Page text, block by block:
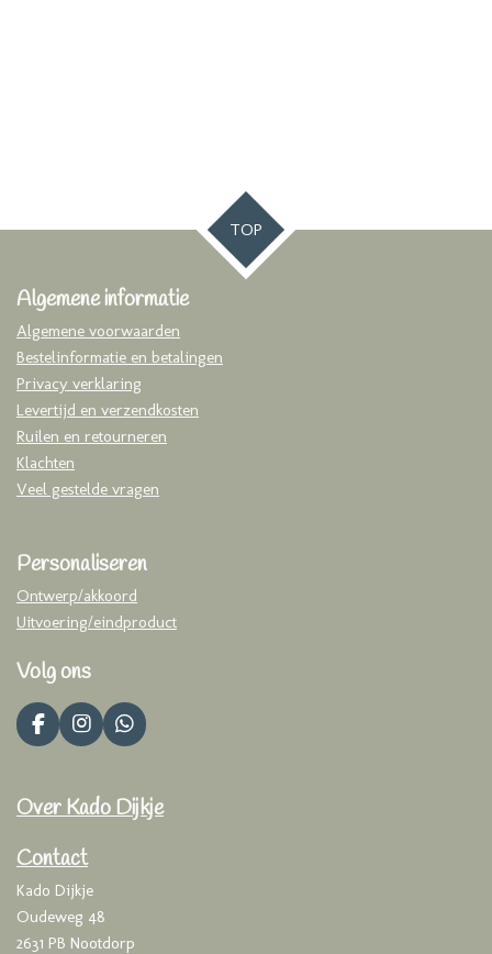
TOP
Algemene informatie
Algemene voorwaarden
Bestelinformatie en betalingen
Privacy verklaring
Levertijd en verzendkosten
Ruilen en retourneren
Klachten
Veel gestelde vragen
Personaliseren
Ontwerp/akkoord
Uitvoering/eindproduct
Volg ons
F
a
b
o
k
I
n
a
r
a
m
W
h
s
Over Kado Dijkje
Contact
Kado Dijkje
Oudeweg 48
2631 PB Nootdorp